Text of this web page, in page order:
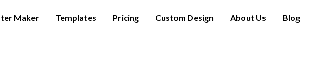
Maker Templates Pricing Custom Design About Us Blog